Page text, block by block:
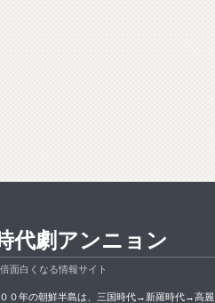
代劇アンニョン
面白くなる情報サイト
０年の朝鮮半島は、三国時代→新羅時代→高麗